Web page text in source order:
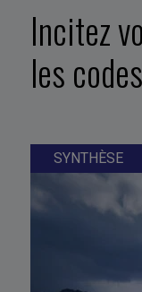
Incitez
les codes
SYNTHÈSE